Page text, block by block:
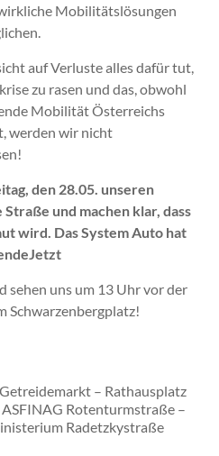
Mobilitätslösungen
auf Verluste alles dafür tut,
zu rasen und das, obwohl
Mobilität Österreichs
werden wir nicht
den 28.05. unseren
und machen klar, dass
wird. Das System Auto hat
sehen uns um 13 Uhr vor der
Schwarzenbergplatz!
– Rathausplatz
Rotenturmstraße –
Radetzkystraße